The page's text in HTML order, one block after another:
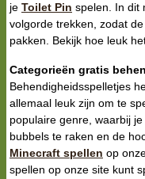
je Toilet Pin spelen. In dit
volgorde trekken, zodat
pakken. Bekijk hoe leuk
Categorieën gratis
Behendigheidsspelletjes
allemaal leuk zijn om te
populaire genre, waarbij
bubbels te raken en de
Minecraft spellen op
spellen op onze site kunt